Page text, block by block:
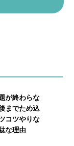
が終わらな
までため込
コツやりな
な理由